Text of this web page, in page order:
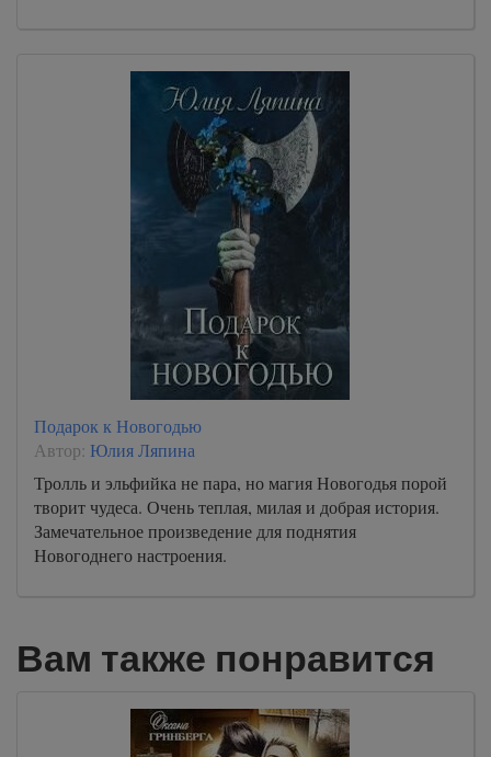
Подарок к Новогодью
Автор: Юлия Ляпина
Тролль и эльфийка не пара, но магия Новогодья порой
творит чудеса. Очень теплая, милая и добрая история.
Замечательное произведение для поднятия
Новогоднего настроения.
Вам также понравится